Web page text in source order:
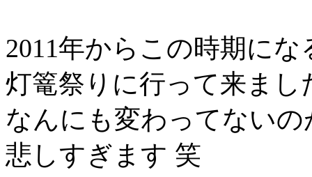
2011年からこの時期にな
灯篭祭りに行って来まし
なんにも変わってないの
悲しすぎます 笑